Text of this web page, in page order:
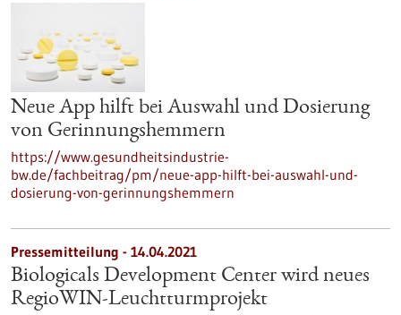
Neue App hilft bei Auswahl und Dosierung
von Gerinnungshemmern
https://www.gesundheitsindustrie-
bw.de/fachbeitrag/pm/neue-app-hilft-bei-auswahl-und-
dosierung-von-gerinnungshemmern
Pressemitteilung - 14.04.2021
Biologicals Development Center wird neues
RegioWIN-Leuchtturmprojekt